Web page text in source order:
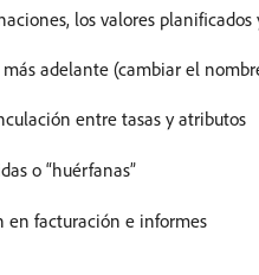
los valores
adelante (cambiar el
entre tasas y atributos
o “huérfanas”
en facturación e informes